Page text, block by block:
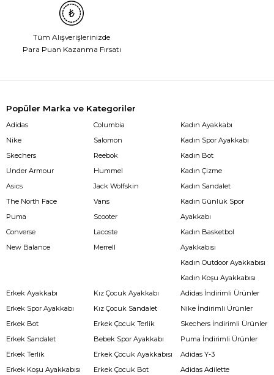
Tüm Alışverişlerinizde
Para Puan Kazanma Fırsatı
Popüler Marka ve Kategoriler
Adidas
Nike
Skechers
Under Armour
Asics
The North Face
Puma
Converse
New Balance
Columbia
Salomon
Reebok
Hummel
Jack Wolfskin
Vans
Scooter
Lacoste
Merrell
Kadın Ayakkabı
Kadın Spor Ayakkabı
Kadın Bot
Kadın Çizme
Kadın Sandalet
Kadın Günlük Spor
Ayakkabı
Kadın Basketbol
Ayakkabısı
Kadın Outdoor Ayakkabısı
Kadın Koşu Ayakkabısı
Erkek Ayakkabı
Erkek Spor Ayakkabı
Erkek Bot
Erkek Sandalet
Erkek Terlik
Erkek Koşu Ayakkabısı
Kız Çocuk Ayakkabı
Kız Çocuk Sandalet
Erkek Çocuk Terlik
Bebek Spor Ayakkabı
Erkek Çocuk Ayakkabısı
Erkek Çocuk Bot
Adidas İndirimli Ürünler
Nike İndirimli Ürünler
Skechers İndirimli Ürünler
Puma İndirimli Ürünler
Adidas Y-3
Adidas Adilette